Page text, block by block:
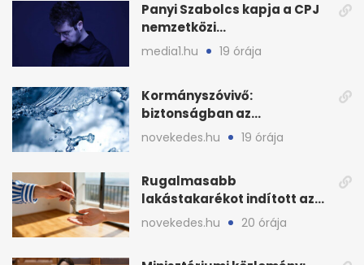
Panyi Szabolcs kapja a CPJ
nemzetközi
sajtószabadság-díját
media1.hu 19 órája
Kormányszóvivő:
biztonságban az
ivóvízkészlet, nincs
novekedes.hu 19 órája
Rugalmasabb
lakástakarékot indított az
OTP: két köztes kilépéssel
novekedes.hu 20 órája